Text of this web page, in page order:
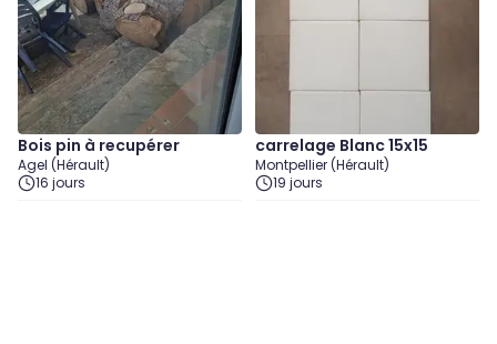
Bois pin à recupérer
Agel (Hérault)
16 jours
carrelage Blanc 15x15
Montpellier (Hérault)
19 jours